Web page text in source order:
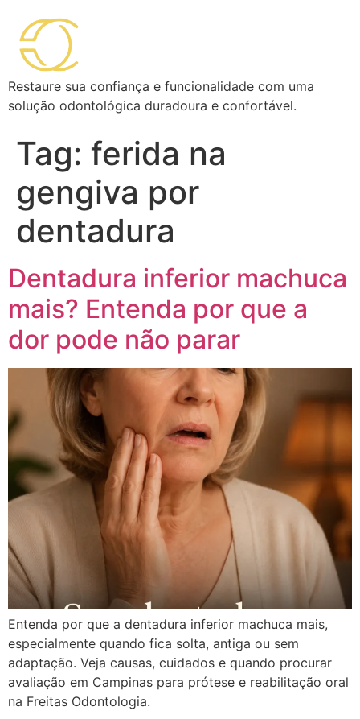
Restaure sua confiança e funcionalidade com uma
solução odontológica duradoura e confortável.
Tag: ferida na
gengiva por
dentadura
Dentadura inferior machuca
mais? Entenda por que a
dor pode não parar
Entenda por que a dentadura inferior machuca mais,
especialmente quando fica solta, antiga ou sem
adaptação. Veja causas, cuidados e quando procurar
avaliação em Campinas para prótese e reabilitação oral
na Freitas Odontologia.